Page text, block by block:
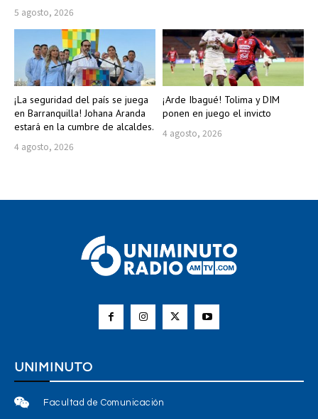
5 agosto, 2026
¡La seguridad del país se juega
en Barranquilla! Johana Aranda
estará en la cumbre de alcaldes.
4 agosto, 2026
¡Arde Ibagué! Tolima y DIM
ponen en juego el invicto
4 agosto, 2026
UNIMINUTO
Facultad de Comunicación